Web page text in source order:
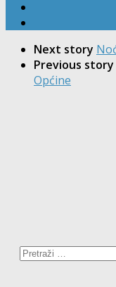
Next story
Previous story
Općine
Pretraži: